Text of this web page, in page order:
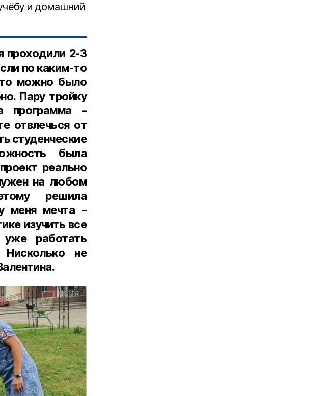
и домашний
проходили 2-3
по каким-то
то можно было
Пару тройку
программа –
отвлечься от
студенческие
была
реально
на любом
решила
меня мечта –
изучить все
работать
Нисколько не